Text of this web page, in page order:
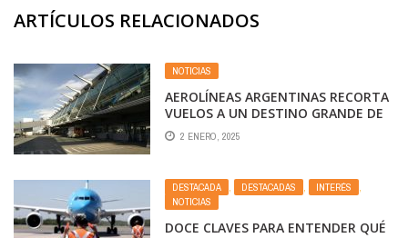
ARTÍCULOS RELACIONADOS
NOTICIAS
AEROLÍNEAS ARGENTINAS RECORTA
VUELOS A UN DESTINO GRANDE DE
LA PATAGONIA, QUE SUMA LOW
COST
2 ENERO, 2025
DESTACADA , DESTACADAS , INTERÉS
,
NOTICIAS
DOCE CLAVES PARA ENTENDER QUÉ